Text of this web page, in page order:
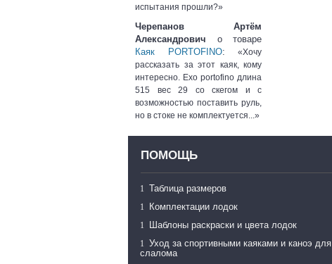
испытания прошли?»
Черепанов Артём
Александрович о товаре
Каяк PORTOFINO: «Хочу
рассказать за этот каяк, кому
интересно. Exo portofino длина
515 вес 29 со скегом и с
возможностью поставить руль,
но в стоке не комплектуется...»
ПОМОЩЬ
Таблица размеров
Комплектации лодок
Шаблоны раскраски и цвета лодок
Уход за спортивными каяками и каноэ для
слалома